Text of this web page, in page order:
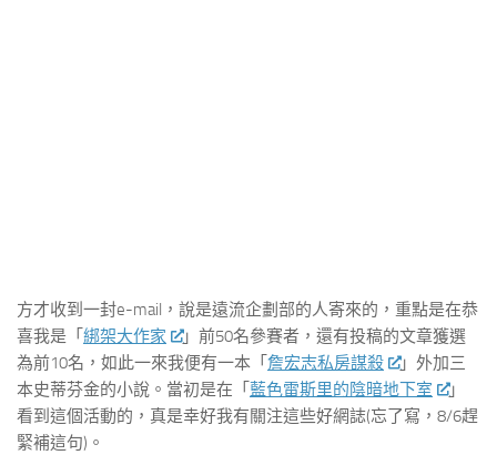
方才收到一封e-mail，說是遠流企劃部的人寄來的，重點是在恭
喜我是「 綁架大作家
」前50名參賽者，還有投稿的文章獲選
為前10名，如此一來我便有一本「 詹宏志私房謀殺
」外加三
本史蒂芬金的小說。當初是在「 藍色雷斯里的陰暗地下室
」
看到這個活動的，真是幸好我有關注這些好網誌(忘了寫，8/6趕
緊補這句)。